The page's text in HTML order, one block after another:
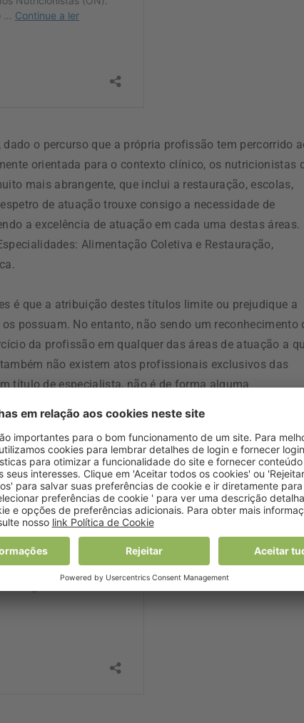
o percurso que a própria profissão tem percorrido
orientada para o contexto clínico, os nutricionistas
mais abrangente, que inclui a restauração, escolas,
de atuação trouxe consigo a necessidade de
a excelência de atuação em cada uma destas áreas.
Alimentação Coletiva e Restauração,
é que a atribuição destes títulos limite ou prejudique a
possuam. No entanto, não sendo um reconhecimento
da profissão em qualquer das áreas de atuação a
não existem atos profissionais exclusivos das
título de especialista, não é de forma alguma
encarado como uma forma de estimular os
na área em que atuam, vendo esse esforço e
são especialistas, há um grande potencial
aumentado.